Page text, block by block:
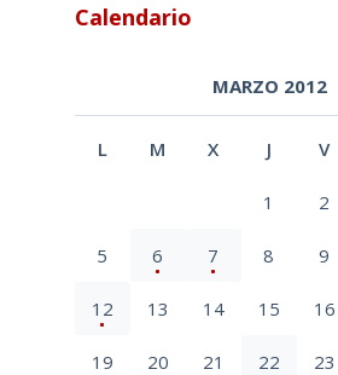
Calendario
MARZO 2012
L M X J V
1 2
5 6 7 8 9
12 13 14 15 16
19 20 21 22 23